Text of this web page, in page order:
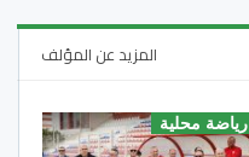
المزيد عن المؤلف
رياضة محلية